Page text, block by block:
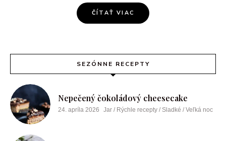
ČÍTAŤ VIAC
SEZÓNNE RECEPTY
Nepečený čokoládový cheesecake
24. apríla 2026 Jar / Rýchle recepty / Sladké / Veľká noc